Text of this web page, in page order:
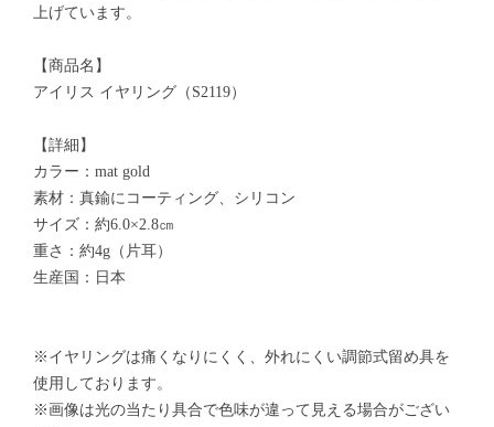
上げています。
【商品名】
アイリス イヤリング（S2119）
【詳細】
カラー：mat gold
素材：真鍮にコーティング、シリコン
サイズ：約6.0×2.8㎝
重さ：約4g（片耳）
生産国：日本
※イヤリングは痛くなりにくく、外れにくい調節式留め具を
使用しております。
※画像は光の当たり具合で色味が違って見える場合がござい